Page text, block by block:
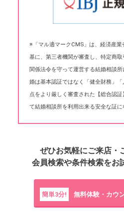
※「マル適マークCMS」は、経済産業
基に、第三者機関が審査し、特定商
関係法令を守って運営する結婚相談
婚は基本認証ではなく「健全財務」
点をより厳しく審査された【総合認
て結婚相談所を利用出来る安全な証に
ぜひお気軽にご来店・
会員検索や条件検索をお
簡単3分! 無料体験・カウ